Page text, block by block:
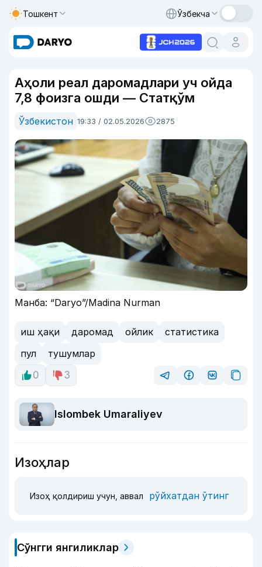
Тошкент Ўзбекча
Аҳоли реал даромадлари уч ойда
7,8 фоизга ошди — Статқўм
Ўзбекистон 19:33 / 02.05.2026 2875
Манба: “Daryo”/Madina Nurman
иш ҳақи даромад ойлик
статистика
пул
тушумлар
0
3
Islombek Umaraliyev
Изоҳлар
Изоҳ қолдириш учун, аввал рўйхатдан ўтинг
Сўнгги янгиликлар